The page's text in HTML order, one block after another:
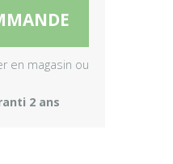
en magasin ou
2 ans